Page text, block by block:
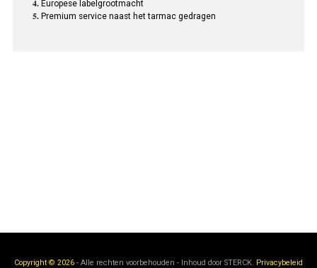
Europese labelgrootmacht
Premium service naast het tarmac gedragen
Copyright © 2026 - Alle rechten voorbehouden - Inhoud door STERCK. Privacybeleid